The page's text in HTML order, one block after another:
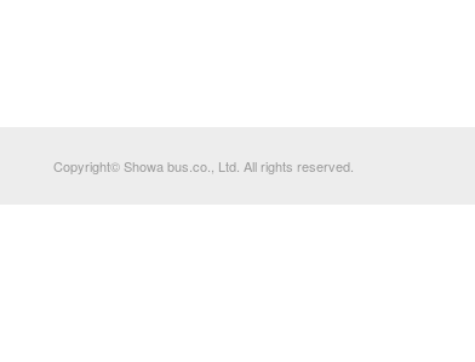
Copyright© Showa bus.co., Ltd. All rights reserved.